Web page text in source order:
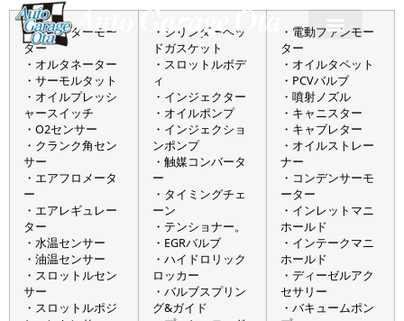
・スターターモー
ター
・オルタネーター
・サーモルタット
・オイルプレッシ
ャースイッチ
・O2センサー
・クランク角セン
サー
・エアフロメータ
ー
・エアレギュレー
ター
・水温センサー
・油温センサー
・スロットルセン
サー
・スロットルポジ
・シリンダーヘッ
ドガスケット
・スロットルボデ
ィ
・インジェクター
・オイルポンプ
・インジェクショ
ンポンプ
・触媒コンバータ
ー
・タイミングチェ
ーン
・テンショナー。
・EGRバルブ
・ハイドロリック
ロッカー
・バルブスプリン
グ&ガイド
・電動ファンモー
ター
・オイルタペット
・PCVバルブ
・噴射ノズル
・キャニスター
・キャブレター
・オイルストレー
ナー
・コンデンサーモ
ーター
・インレットマニ
ホールド
・インテークマニ
ホールド
・ディーゼルアク
セサリー
・バキュームポン